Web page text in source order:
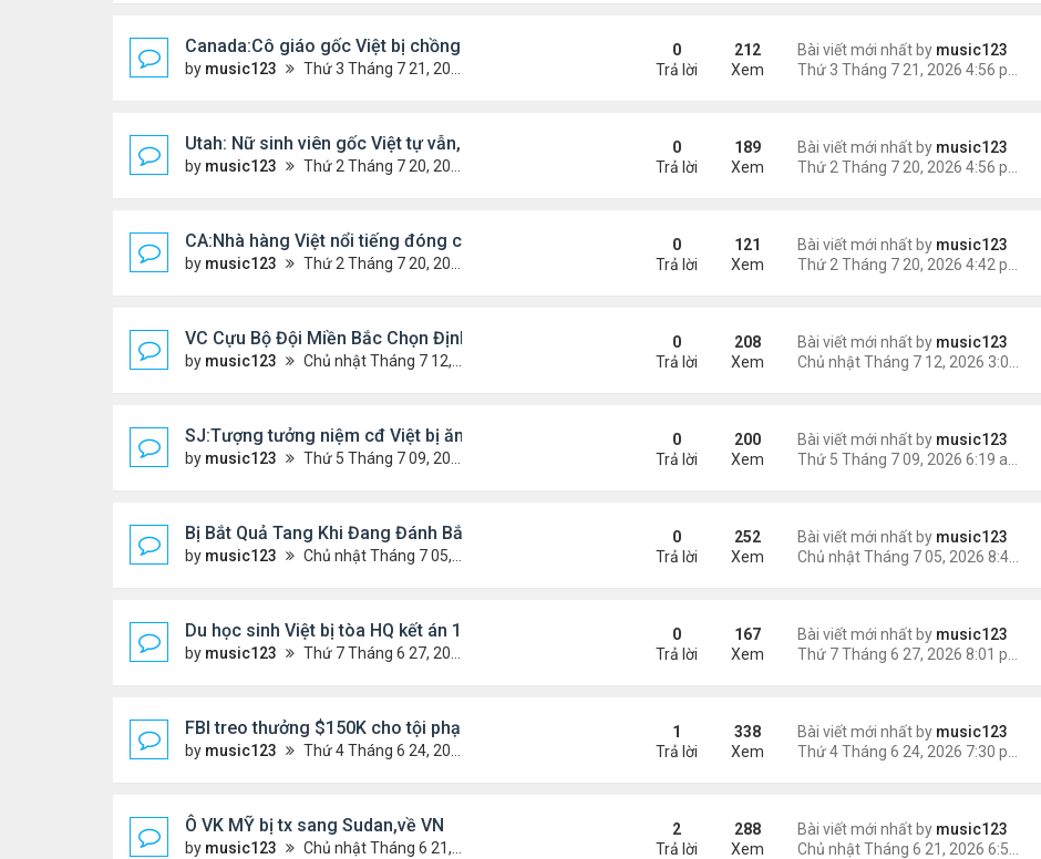
Canada:Cô giáo gốc Việt bị chồng sát hại
by music123 Thứ 3 Tháng 7 21, 2026 4:56 pm
Bài viết mới nhất by music123
0
Trả lời
212
Xem
Utah: Nữ sinh viên gốc Việt tự vẫn, bạn trai bạo hành ....
by music123 Thứ 2 Tháng 7 20, 2026 4:56 pm
Bài viết mới nhất by music123
0
Trả lời
189
Xem
CA:Nhà hàng Việt nổi tiếng đóng cửa
by music123 Thứ 2 Tháng 7 20, 2026 4:42 pm
Bài viết mới nhất by music123
0
Trả lời
121
Xem
VC Cựu Bộ Đội Miền Bắc Chọn Định Cư Tại Hoa Kỳ?
by music123 Chủ nhật Tháng 7 12, 2026 3:01 pm
Bài viết mới nhất by music123
0
Trả lời
208
Xem
SJ:Tượng tưởng niệm cđ Việt bị ăn cắp
by music123 Thứ 5 Tháng 7 09, 2026 6:19 am
Bài viết mới nhất by music123
0
Trả lời
200
Xem
Bị Bắt Quả Tang Khi Đang Đánh Bắt “Vài Con Cá Mỹ”, Người Đàn Ông Gốc Việt Xin Được Tha Tội
by music123 Chủ nhật Tháng 7 05, 2026 8:47 am
Bài viết mới nhất by music123
Chủ nhật Tháng 7 05, 2026 8:47 am
0
Trả lời
252
Xem
Du học sinh Việt bị tòa HQ kết án 10 năm vì vứt bỏ con sơ sinh
by music123 Thứ 7 Tháng 6 27, 2026 8:01 pm
Bài viết mới nhất by music123
0
Trả lời
167
Xem
FBI treo thưởng $150K cho tội phạm 'đang ở Việt Nam'
by music123 Thứ 4 Tháng 6 24, 2026 7:26 pm
Bài viết mới nhất by music123
1
Trả lời
338
Xem
Ô VK MỸ bị tx sang Sudan,về VN
by music123 Chủ nhật Tháng 6 21, 2026 6:46 am
Bài viết mới nhất by music123
2
Trả lời
288
Xem